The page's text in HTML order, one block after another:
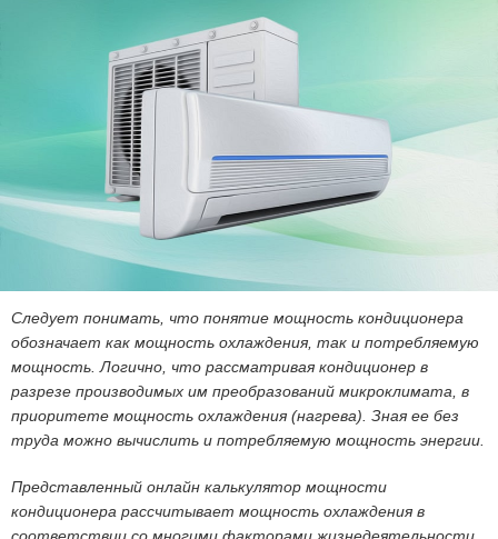
Следует понимать, что понятие мощность кондиционера
обозначает как мощность охлаждения, так и потребляемую
мощность. Логично, что рассматривая кондиционер в
разрезе производимых им преобразований микроклимата, в
приоритете мощность охлаждения (нагрева). Зная ее без
труда можно вычислить и потребляемую мощность энергии.
Представленный онлайн калькулятор мощности
кондиционера рассчитывает мощность охлаждения в